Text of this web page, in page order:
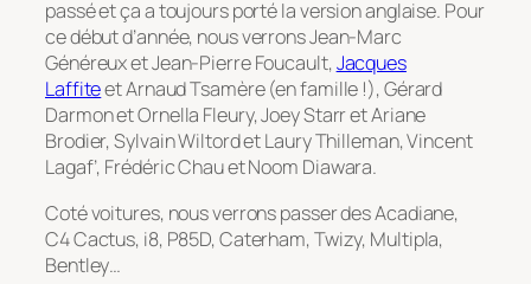
passé et ça a toujours porté la version anglaise. Pour
ce début d’année, nous verrons Jean-Marc
Généreux et Jean-Pierre Foucault,Jacques
Laffiteet Arnaud Tsamère (en famille !), Gérard
Darmon et Ornella Fleury, Joey Starr et Ariane
Brodier, Sylvain Wiltord et Laury Thilleman, Vincent
Lagaf’, Frédéric Chau et Noom Diawara.
Coté voitures, nous verrons passer des Acadiane,
C4 Cactus, i8, P85D, Caterham, Twizy, Multipla,
Bentley…